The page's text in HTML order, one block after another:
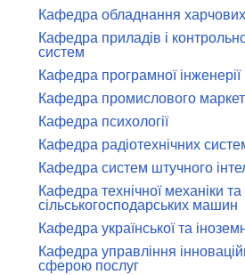
Кафедра обладнання харчових
Кафедра приладів і
систем
Кафедра програмної інженерії
Кафедра промислового
Кафедра психології
Кафедра радіотехнічних
Кафедра систем штучного
Кафедра технічної механіки та
сільськогосподарських машин
Кафедра української та
Кафедра управління
сферою послуг